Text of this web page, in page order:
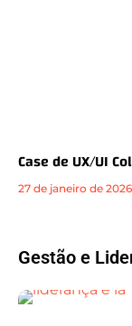
Case de UX/UI
27 de janeiro de 2026
Gestão e